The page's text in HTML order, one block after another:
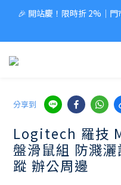
🎉 開站慶！限時折 2%｜
分享到
Logitech 羅技
盤滑鼠組 防濺
蹤 辦公周邊